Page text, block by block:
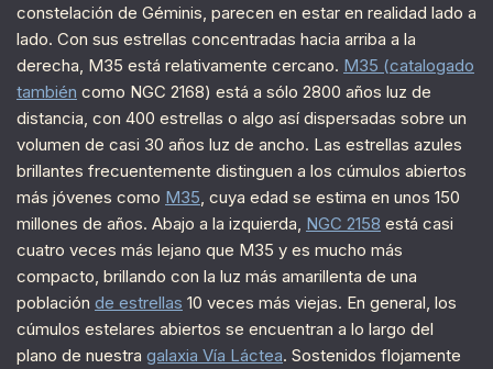
constelación de Géminis, parecen en estar en realidad lado a
lado. Con sus estrellas concentradas hacia arriba a la
derecha, M35 está relativamente cercano. M35 (catalogado
también como NGC 2168) está a sólo 2800 años luz de
distancia, con 400 estrellas o algo así dispersadas sobre un
volumen de casi 30 años luz de ancho. Las estrellas azules
brillantes frecuentemente distinguen a los cúmulos abiertos
más jóvenes como M35 , cuya edad se estima en unos 150
millones de años. Abajo a la izquierda, NGC 2158 está casi
cuatro veces más lejano que M35 y es mucho más
compacto, brillando con la luz más amarillenta de una
población de estrellas 10 veces más viejas. En general, los
cúmulos estelares abiertos se encuentran a lo largo del
plano de nuestra galaxia Vía Láctea. Sostenidos flojamente